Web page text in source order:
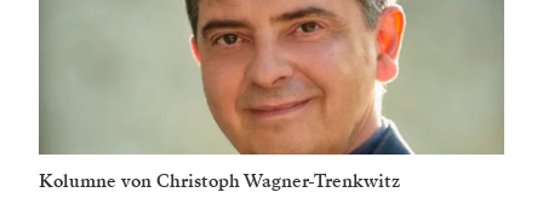
Kolumne von Christoph Wagner-Trenkwitz